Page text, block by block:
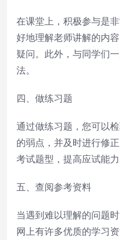
在课堂上，积极参与是
好地理解老师讲解的内
疑问。此外，与同学们
法。
四、做练习题
通过做练习题，您可以
的弱点，并及时进行修
考试题型，提高应试能力
五、查阅参考资料
当遇到难以理解的问题
网上有许多优质的学习